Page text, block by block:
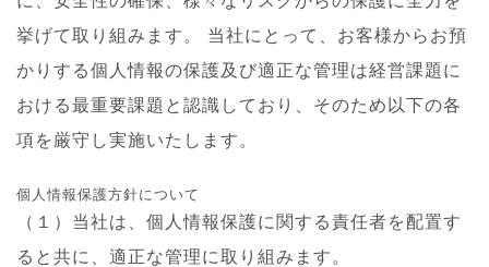
挙げて取り組みます。 当社にとって、お客様からお預
かりする個人情報の保護及び適正な管理は経営課題に
おける最重要課題と認識しており、そのため以下の各
項を厳守し実施いたします。
個人情報保護方針について
（１）当社は、個人情報保護に関する責任者を配置す
ると共に、適正な管理に取り組みます。